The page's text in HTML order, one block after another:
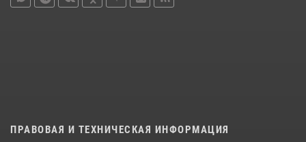
ПРАВОВАЯ И ТЕХНИЧЕСКАЯ ИНФОРМАЦИЯ